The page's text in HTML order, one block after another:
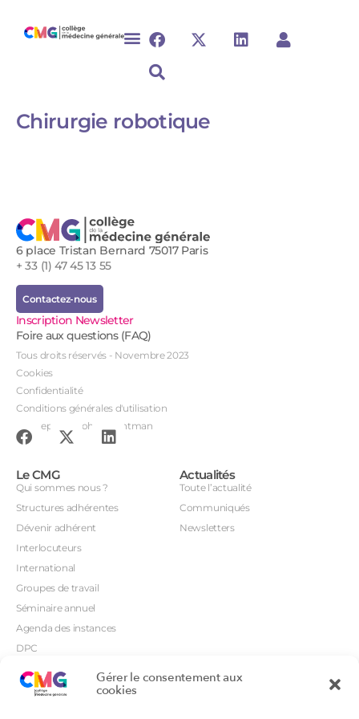
Gérer le consentement aux
cookies
Chirurgie robotique​
6 place Tristan Bernard 75017 Paris
+ 33 (1) 47 45 13 55
Contactez-nous
Inscription Newsletter
Foire aux questions (FAQ)
Tous droits réservés - Novembre 2023
Cookies
Confidentialité
Conditions générales d'utilisation
Conception : John Brightman
Le CMG
Qui sommes nous ?
Structures adhérentes
Dévenir adhérent
Interlocuteurs
International
Groupes de travail
Séminaire annuel
Agenda des instances
DPC
Orientations prioritaires
Actualités
Toute l’actualité
Communiqués
Newsletters